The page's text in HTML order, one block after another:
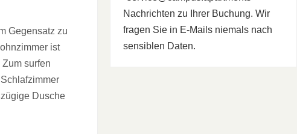
Gegensatz zu
ist
surfen
Dusche
Nachrichten zu Ihrer Buchung. Wir
fragen Sie in E-Mails niemals nach
sensiblen Daten.